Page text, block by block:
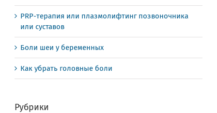
PRP-терапия или плазмолифтинг позвоночника
или суставов
Боли шеи у беременных
Как убрать головные боли
Рубрики